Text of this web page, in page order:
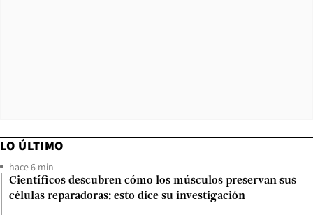
LO ÚLTIMO
hace 6 min
Científicos descubren cómo los músculos preservan sus
células reparadoras: esto dice su investigación